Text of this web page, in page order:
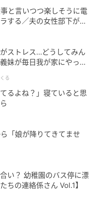
えたキュートな「小
さ全開の表情を見せ
ピンクとはまたガラリ
ブルーのブラウス。
ンが施されており、
と言いつつ楽しそうに電
する／夫の女性部下が気
ストレス…どうしてみん
妹が毎日我が家にやって
る
るよね？」寝ていると思
「娘が降りてきてませ
い？ 幼稚園のバス停に漂
ちの連絡係さん Vol.1】